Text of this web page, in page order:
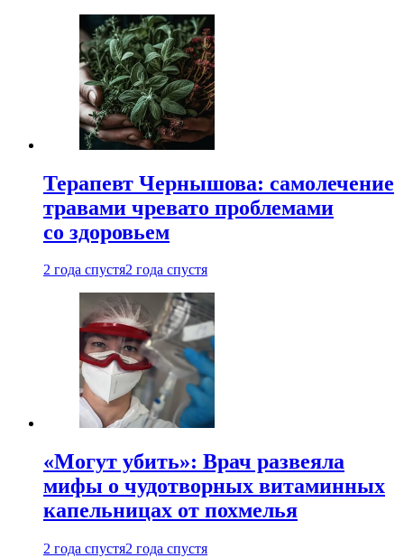
Терапевт Чернышова: самолечение
травами чревато проблемами
со здоровьем
2 года спустя2 года спустя
«Могут убить»: Врач развеяла
мифы о чудотворных витаминных
капельницах от похмелья
2 года спустя2 года спустя